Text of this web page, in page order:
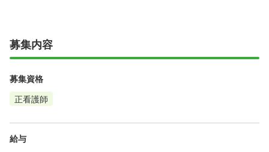
募集内容
募集資格
正看護師
給与